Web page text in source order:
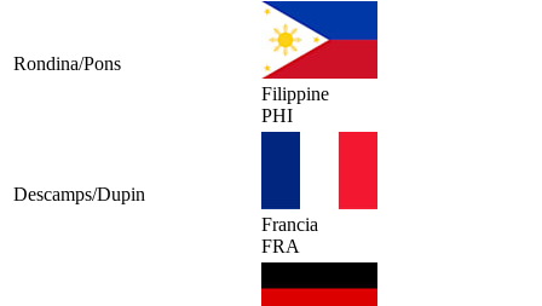
Rondina/Pons
Filippine
PHI
Descamps/Dupin
Francia
FRA